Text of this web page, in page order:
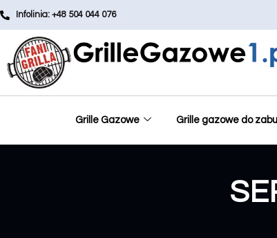
Infolinia: +48 504 044 076
Grille Gazowe Grille gazowe do